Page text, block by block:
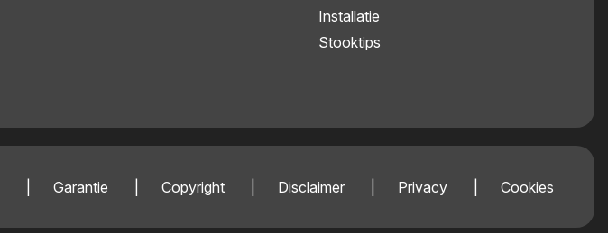
Installatie
Stooktips
Garantie Copyright Disclaimer Privacy Cookies